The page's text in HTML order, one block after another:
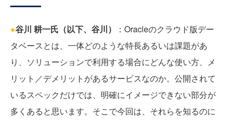
●谷川 耕一氏（以下、谷川）
：Oracleのクラウド版デー
タベースとは、一体どのような特長あるいは課題があ
り、ソリューションで利用する場合にどんな使い方、メ
リット／デメリットがあるサービスなのか。公開されて
いるスペックだけでは、明確にイメージできない部分が
多くあると思います。そこで今回は、それらを知るのに